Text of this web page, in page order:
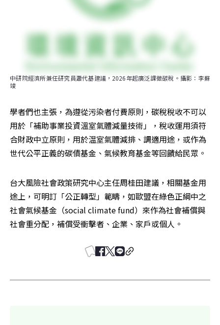
中研院經濟所兼任研究員蕭代基建議，2026年起廣泛課徵碳稅。攝影：李蘇
竣
學者們也主張，為遵從污染者付費原則，碳稅稅收不可以
用於「補助事業投資溫室氣體減量技術」，稅收運用須符
合財政中立原則，用於温室氣體減排、調適用途，或作為
世代公平正義的碳債基金、氣候教育基金等回饋給民眾。
台大風險社會政策研究中心主任周桂田建議，相關基金用
途上，可明訂「公正轉型」範疇，如歐盟在綠色正綱中之
社會氣候基金（social climate fund）來作為社會補償與
社會重分配，補償受衝擊者、企業、家戶或個人。